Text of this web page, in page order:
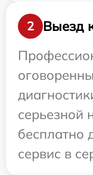
2
Выезд
серьезной
бесплатно
сервис в